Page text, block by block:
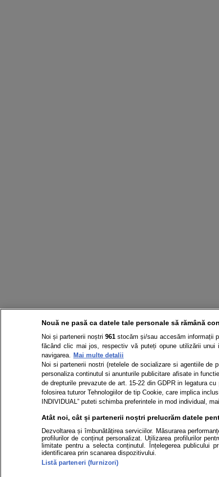
Nouă ne pasă ca datele tale personale să rămână
Noi și partenerii noștri961 stocăm și/sau accesăm informații
făcând clic mai jos, respectiv vă puteți opune utilizării
navigarea. Mai multe detalii
Noi si partenerii nostri (retelele de socializare si agentiile de
personaliza continutul si anunturile publicitare afisate in
de drepturile prevazute de art. 15-22 din GDPR in legatura
folosirea tuturor Tehnologiilor de tip Cookie, care implica
INDIVIDUAL” puteti schimba preferintele in mod individual,
Atât noi, cât și partenerii noștri prelucrăm datele
Dezvoltarea și îmbunătățirea serviciilor. Măsurarea
profilurilor de conținut personalizat. Utilizarea profilurilor
limitate pentru a selecta conținutul. Înțelegerea
identificarea prin scanarea dispozitivului.
Listă parteneri (furnizori)